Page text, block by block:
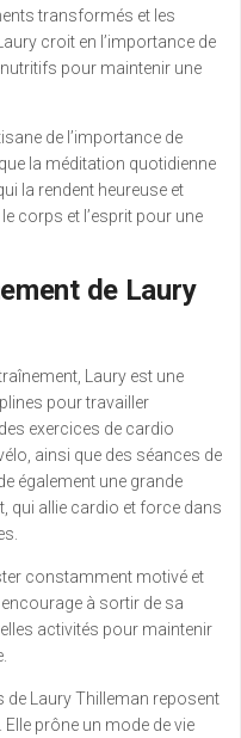
transformés et les
croit en l’importance de
pour maintenir une
de l’importance de
la méditation quotidienne
la rendent heureuse et
corps et l’esprit pour une
de Laury
Laury est une
pour travailler
exercices de cardio
ainsi que des séances de
également une grande
qui allie cardio et force dans
constamment motivé et
à sortir de sa
activités pour maintenir
Laury Thilleman reposent
prône un mode de vie